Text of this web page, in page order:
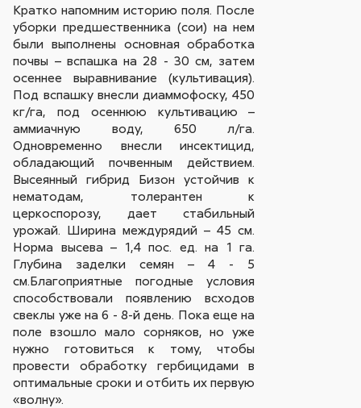
Кратко напомним историю поля. После
уборки предшественника (сои) на нем
были выполнены основная обработка
почвы – вспашка на 28 - 30 см, затем
осеннее выравнивание (культивация).
Под вспашку внесли диаммофоску, 450
кг/га, под осеннюю культивацию –
аммиачную воду, 650 л/га.
Одновременно внесли инсектицид,
обладающий почвенным действием.
Высеянный гибрид Бизон устойчив к
нематодам, толерантен к
церкоспорозу, дает стабильный
урожай. Ширина междурядий – 45 см.
Норма высева – 1,4 пос. ед. на 1 га.
Глубина заделки семян – 4 - 5
см.Благоприятные погодные условия
способствовали появлению всходов
свеклы уже на 6 - 8-й день. Пока еще на
поле взошло мало сорняков, но уже
нужно готовиться к тому, чтобы
провести обработку гербицидами в
оптимальные сроки и отбить их первую
«волну».